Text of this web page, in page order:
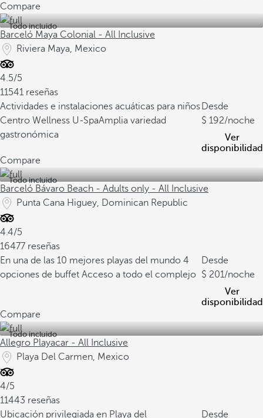
Compare
Todo incluido
Barceló Maya Colonial - All Inclusive
Riviera Maya, Mexico
4.5/5
11541 reseñas
Actividades e instalaciones acuáticas para niños
Centro Wellness U-SpaAmplia variedad
gastronómica
Desde
192/noche
Ver
disponibilidad
Compare
Todo incluido
Barceló Bávaro Beach - Adults only - All Inclusive
Punta Cana Higuey, Dominican Republic
4.4/5
16477 reseñas
En una de las 10 mejores playas del mundo 4
opciones de buffet Acceso a todo el complejo
Desde
201/noche
Ver
disponibilidad
Compare
Todo incluido
Allegro Playacar - All Inclusive
Playa Del Carmen, Mexico
4/5
11443 reseñas
Ubicación privilegiada en Playa del
Desde